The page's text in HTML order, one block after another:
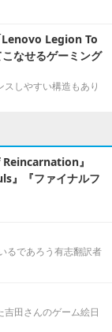
Lenovo Legion To
なせるゲーミング
しやすい構造もあり
』
』『ファイナルフ
るであろう有志翻訳者
吉田さんのゲーム絵日